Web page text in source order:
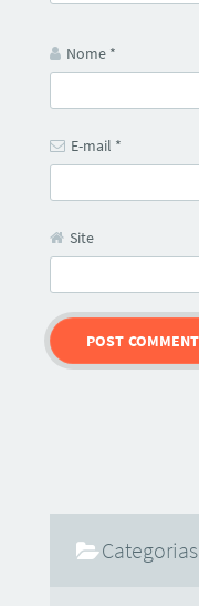
Nome *
E-mail *
Site
Categorias